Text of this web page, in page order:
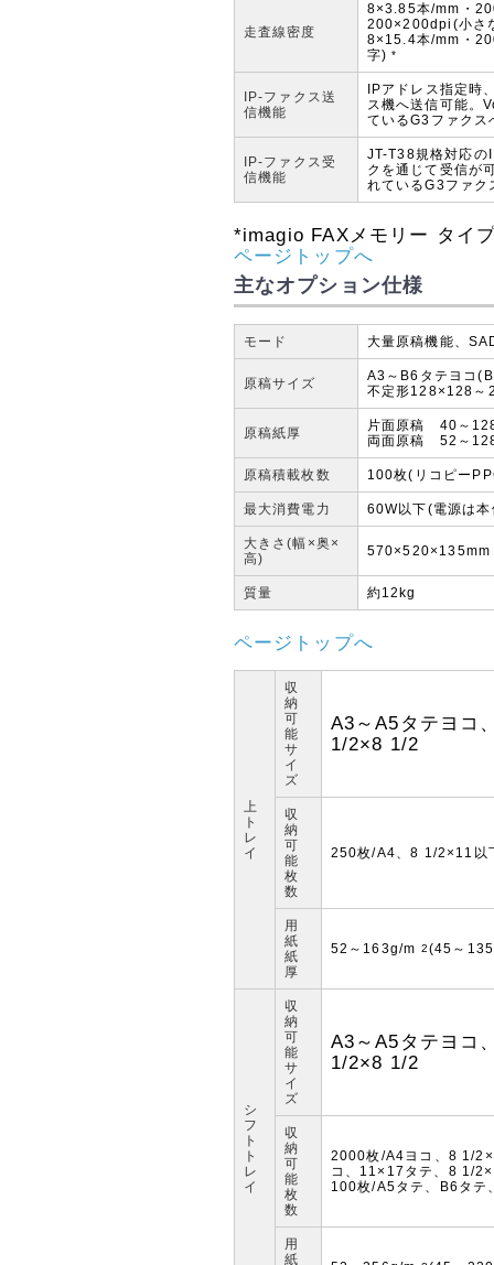
走査線密度
8×3.85本/mm・
200×200dpi(小さ
8×15.4本/mm・
字)*
IP-ファクス送
信機能
IPアドレス指定時
ス機へ送信可能。
ているG3ファクス
IP-ファクス受
信機能
JT-T38規格対応の
クを通じて受信が
れているG3ファク
*imagio FAXメモリー タイ
ページトップへ
主なオプション仕様
モード 大量原稿機能、
原稿サイズ
A3～B6タテヨコ
不定形128×128～
原稿紙厚
片面原稿 40～
両面原稿 52～
原稿積載枚数 100枚(リコピー
最大消費電力 60W以下(電源は
大きさ(幅×奥×
高)
570×520×135mm
質量 約12kg
ページトップへ
上
ト
レ
イ
収
納
可
能
サ
イ
ズ
A3～A5タテヨコ
1/2×8 1/2
収
納
可
能
枚
数
250枚/A4、8 1/2×11以
用
紙
紙
厚
52～163g/m 2(45～
シ
フ
ト
ト
レ
イ
収
納
可
能
サ
イ
ズ
A3～A5タテヨコ
1/2×8 1/2
収
納
可
能
枚
数
2000枚/A4ヨコ、8 1/
コ、11×17タテ、8 1/
100枚/A5タテ、B6タ
用
紙